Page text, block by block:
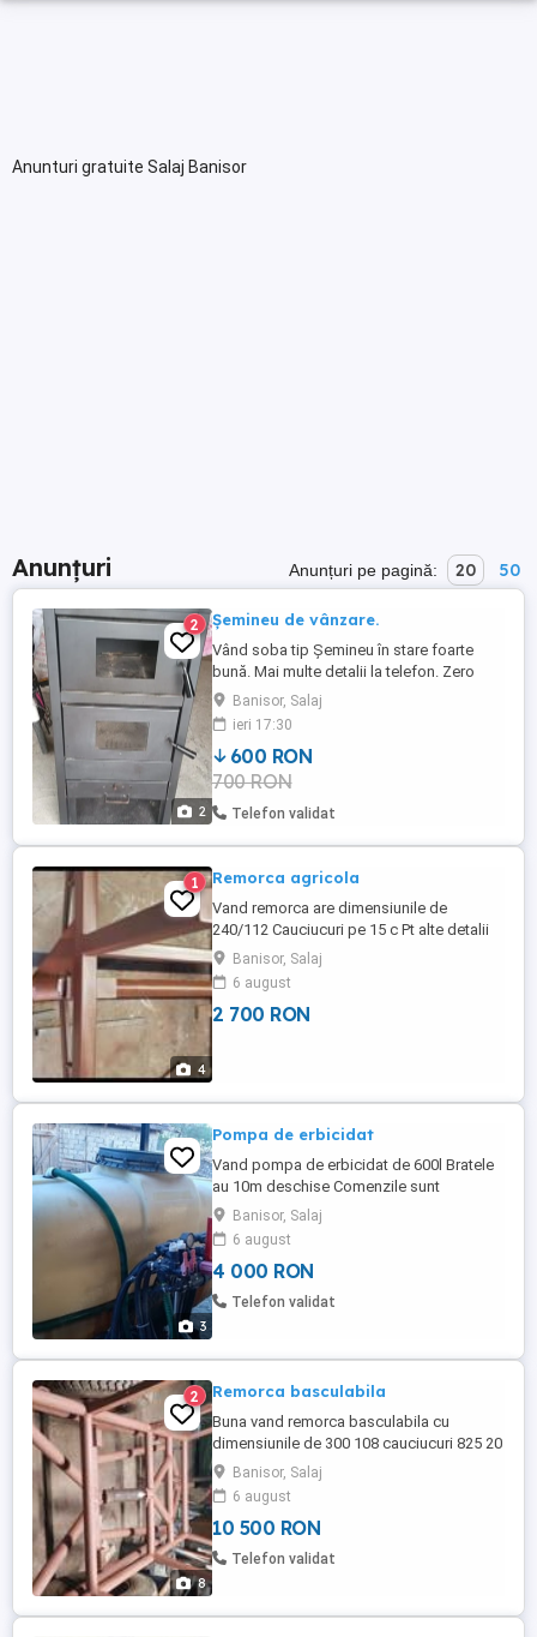
Anunturi gratuite Salaj Banisor
Anunțuri Anunțuri pe pagină: 20 50
2
2 Șemineu de vânzare.
Vând soba tip Șemineu în stare foarte
bună. Mai multe detalii la telefon. Zero
șapte cinci trei doi sase șapte cinci șapte
trei.
Banisor, Salaj
ieri 17:30
600 RON
700 RON
Telefon validat
4
1 Remorca agricola
Vand remorca are dimensiunile de
240/112 Cauciucuri pe 15 c Pt alte detalii
puteti suna la nr
Banisor, Salaj
6 august
2 700 RON
3
Pompa de erbicidat
Vand pompa de erbicidat de 600l Bratele
au 10m deschise Comenzile sunt
detasabile le poti pune si in tractor Tel
Banisor, Salaj
6 august
4 000 RON
Telefon validat
8
2 Remorca basculabila
Buna vand remorca basculabila cu
dimensiunile de 300 108 cauciucuri 825 20
Este facutadin teava tubingde 75 5 Pt mai
multe detalii tel Pret 10500 lei
Banisor, Salaj
6 august
10 500 RON
Telefon validat